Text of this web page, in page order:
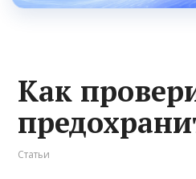
Как
Статьи